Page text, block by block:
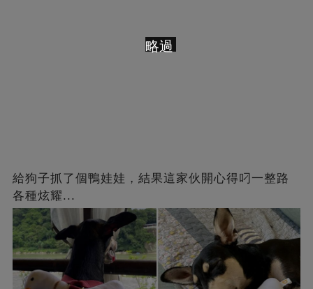
給狗子抓了個鴨娃娃，結果這家伙開心得叼一整路
各種炫耀...
略過